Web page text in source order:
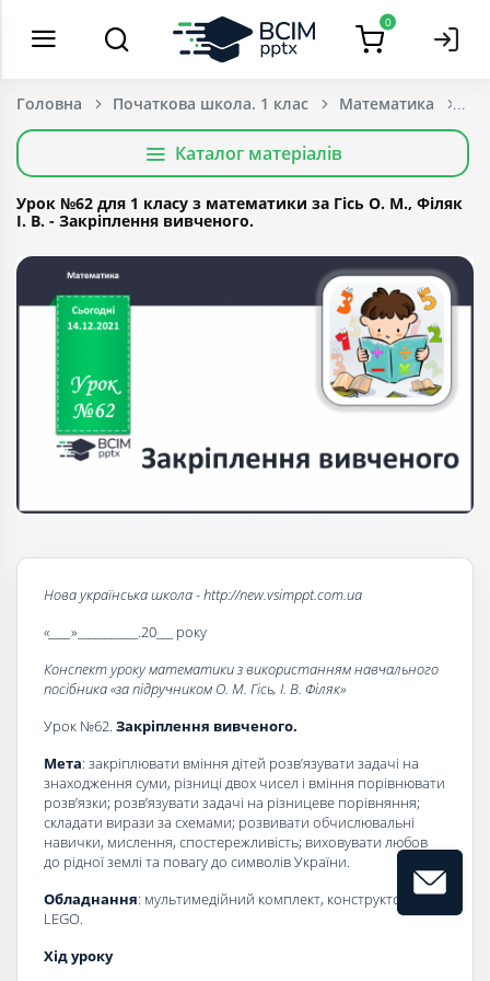
0
Головна Початкова школа. 1 клас Математика
Каталог матеріалів
Урок №62 для 1 класу з математики за Гісь О. М., Філяк
І. В. - Закріплення вивченого.
Нова українська школа - http://new.vsimppt.com.ua
«____ »___________.20___ року
Конспект уроку математики з використанням навчального
посібника «за підручником О. М. Гісь, І. В. Філяк»
Урок №62. Закріплення вивченого.
Мета: закріплювати вміння дітей розв’язувати задачі на
знаходження суми, різниці двох чисел і вміння порівнювати
розв’язки; розв’язувати задачі на різницеве порівняння;
складати вирази за схемами; розвивати обчислювальні
навички, мислення, спостережливість; виховувати любов
до рідної землі та повагу до символів України.
Обладнання: мультимедійний комплект, конструктор
LEGO.
Хід уроку